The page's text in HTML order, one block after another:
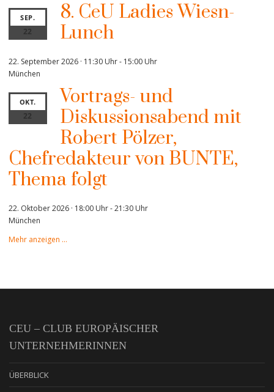
SEP.
22
8. CeU Ladies Wiesn-
Lunch
22. September 2026 · 11:30 Uhr- 15:00 Uhr
München
OKT.
22
Vortrags- und
Diskussionsabend mit
Robert Pölzer,
Chefredakteur von BUNTE,
Thema folgt
22. Oktober 2026 · 18:00 Uhr-21:30 Uhr
München
Mehr anzeigen …
CEU – CLUB EUROPÄISCHER
UNTERNEHMERINNEN
ÜBERBLICK